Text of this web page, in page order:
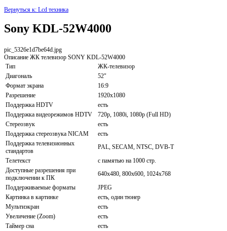
Вернуться к: Lcd техника
Sony KDL-52W4000
pic_5326e1d7be64d.jpg
Описание ЖК телевизор SONY KDL-52W4000
Тип
ЖК-телевизор
Диагональ
52"
Формат экрана
16:9
Разрешение
1920x1080
Поддержка HDTV
есть
Поддержка видеорежимов HDTV
720p, 1080i, 1080p (Full HD)
Стереозвук
есть
Поддержка стереозвука NICAM
есть
Поддержка телевизионных
стандартов
PAL, SECAM, NTSC, DVB-T
Телетекст
с памятью на 1000 стр.
Доступные разрешения при
подключении к ПК
640x480, 800x600, 1024x768
Поддерживаемые форматы
JPEG
Картинка в картинке
есть, один тюнер
Мультиэкран
есть
Увеличение (Zoom)
есть
Таймер сна
есть